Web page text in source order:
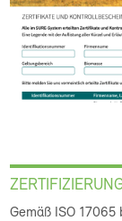
Gemäß ISO 17065